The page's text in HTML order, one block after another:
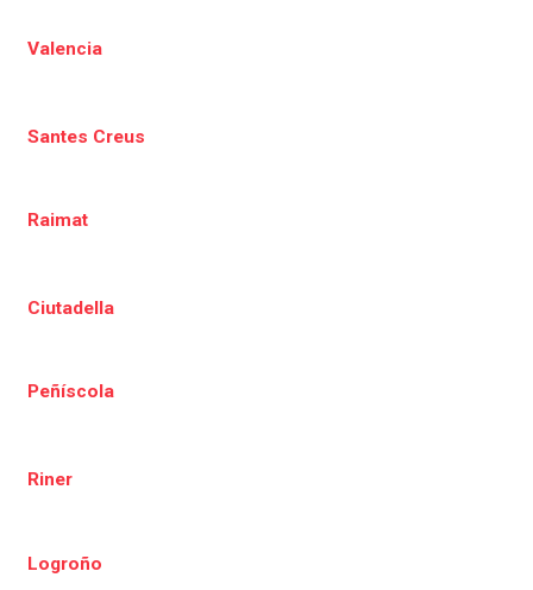
Valencia
Santes Creus
Raimat
Ciutadella
Peñíscola
Riner
Logroño